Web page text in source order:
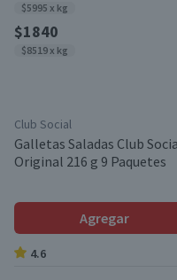
$5995 x kg
$1840
$8519 x kg
Club Social
Galletas Saladas Club
Original 216 g 9 Paquetes
Agregar
4.6